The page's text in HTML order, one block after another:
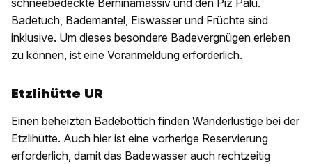
schneebedeckte Berninamassiv und den Piz Palü.
Badetuch, Bademantel, Eiswasser und Früchte sind
inklusive. Um dieses besondere Badevergnügen erleben
zu können, ist eine Voranmeldung erforderlich.
Etzlihütte UR
Einen beheizten Badebottich finden Wanderlustige bei der
Etzlihütte. Auch hier ist eine vorherige Reservierung
erforderlich, damit das Badewasser auch rechtzeitig